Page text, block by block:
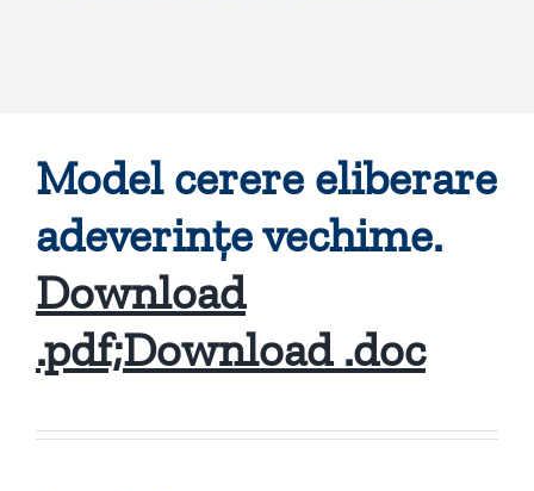
Model cerere eliberare
adeverințe vechime.
Download
.pdf;Download .doc